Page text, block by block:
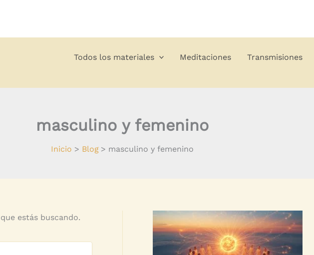
Todos los materiales Meditaciones Transmisiones
masculino y femenino
Inicio Blog masculino y femenino
estás buscando.